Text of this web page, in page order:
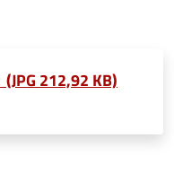
212,92 KB)